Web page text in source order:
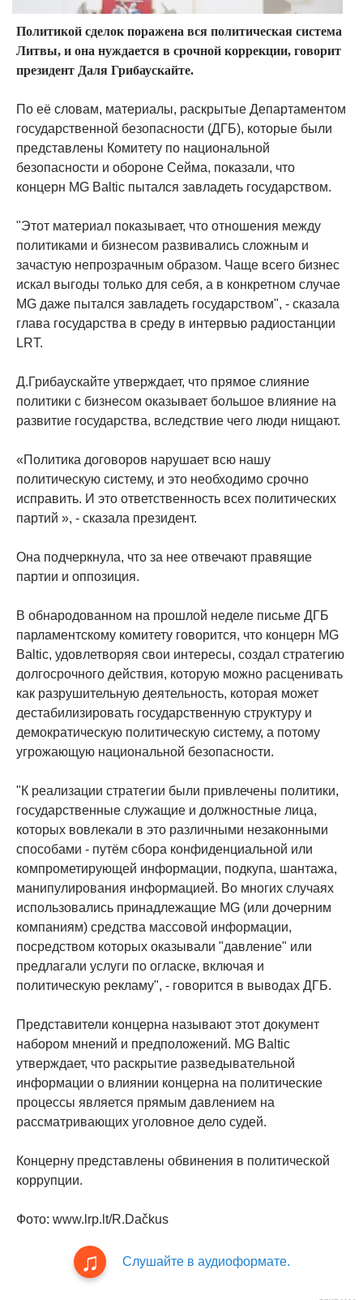
Политикой сделок поражена вся политическая система
Литвы, и она нуждается в срочной коррекции, говорит
президент Даля Грибаускайте.
По её словам, материалы, раскрытые Департаментом
государственной безопасности (ДГБ), которые были
представлены Комитету по национальной
безопасности и обороне Сейма, показали, что
концерн MG Baltic пытался завладеть государством.
"Этот материал показывает, что отношения между
политиками и бизнесом развивались сложным и
зачастую непрозрачным образом. Чаще всего бизнес
искал выгоды только для себя, а в конкретном случае
MG даже пытался завладеть государством", - сказала
глава государства в среду в интервью радиостанции
LRT.
Д.Грибаускайте утверждает, что прямое слияние
политики с бизнесом оказывает большое влияние на
развитие государства, вследствие чего люди нищают.
«Политика договоров нарушает всю нашу
политическую систему, и это необходимо срочно
исправить. И это ответственность всех политических
партий », - сказала президент.
Она подчеркнула, что за нее отвечают правящие
партии и оппозиция.
В обнародованном на прошлой неделе письме ДГБ
парламентскому комитету говорится, что концерн MG
Baltic, удовлетворяя свои интересы, создал стратегию
долгосрочного действия, которую можно расценивать
как разрушительную деятельность, которая может
дестабилизировать государственную структуру и
демократическую политическую систему, а потому
угрожающую национальной безопасности.
"К реализации стратегии были привлечены политики,
государственные служащие и должностные лица,
которых вовлекали в это различными незаконными
способами - путём сбора конфиденциальной или
компрометирующей информации, подкупа, шантажа,
манипулирования информацией. Во многих случаях
использовались принадлежащие MG (или дочерним
компаниям) средства массовой информации,
посредством которых оказывали "давление" или
предлагали услуги по огласке, включая и
политическую рекламу", - говорится в выводах ДГБ.
Представители концерна называют этот документ
набором мнений и предположений. MG Baltic
утверждает, что раскрытие разведывательной
информации о влиянии концерна на политические
процессы является прямым давлением на
рассматривающих уголовное дело судей.
Концерну представлены обвинения в политической
коррупции.
Фото: www.lrp.lt/R.Dačkus
Слушайте в аудиоформате.